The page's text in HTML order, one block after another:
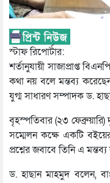
স্টাফ রিপোর্টার:
শর্তানুযায়ী সাজাপ্রাপ্ত
কথা নয় বলে মন্তব্য
যুগ্ম সাধারণ সম্পাদক ড.
বৃহস্পতিবার (২৩ ফেব্রুয়ারি)
সম্মেলন কক্ষে একটি
প্রশ্নের জবাবে তিনি এ
ড. হাছান মাহমুদ বলেন,